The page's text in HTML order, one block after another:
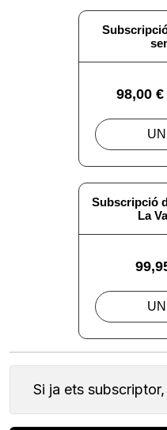
Si ja ets